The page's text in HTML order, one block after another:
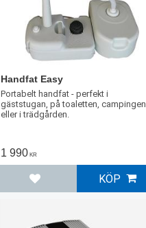
Handfat Easy
Portabelt handfat - perfekt i
gäststugan, på toaletten, campingen
eller i trädgården.
1 990 KR
Lägg till i favoriter
KÖP